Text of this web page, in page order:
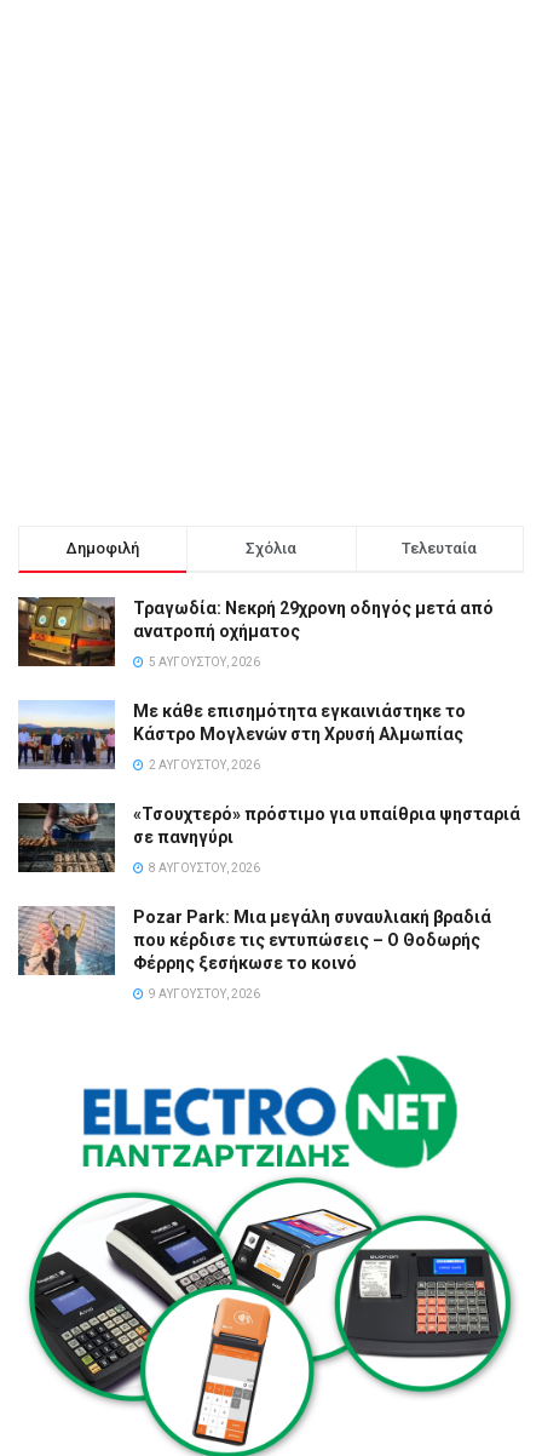
Δημοφιλή Σχόλια Τελευταία
Τραγωδία: Νεκρή 29χρονη οδηγός μετά από
ανατροπή οχήματος
5 ΑΥΓΟΎΣΤΟΥ, 2026
Με κάθε επισημότητα εγκαινιάστηκε το
Κάστρο Μογλενών στη Χρυσή Αλμωπίας
2 ΑΥΓΟΎΣΤΟΥ, 2026
«Τσουχτερό» πρόστιμο για υπαίθρια ψησταριά
σε πανηγύρι
8 ΑΥΓΟΎΣΤΟΥ, 2026
Pozar Park: Μια μεγάλη συναυλιακή βραδιά
που κέρδισε τις εντυπώσεις – Ο Θοδωρής
Φέρρης ξεσήκωσε το κοινό
9 ΑΥΓΟΎΣΤΟΥ, 2026